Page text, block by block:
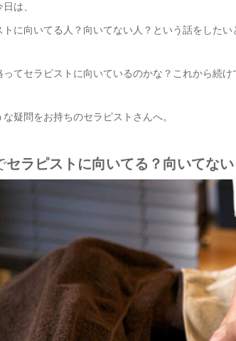
は、
トに向いてる人？向いてない人？という話をしたい
ってセラピストに向いているのかな？これから続
な疑問をお持ちのセラピストさんへ。
セラピストに向いてる？向いてない